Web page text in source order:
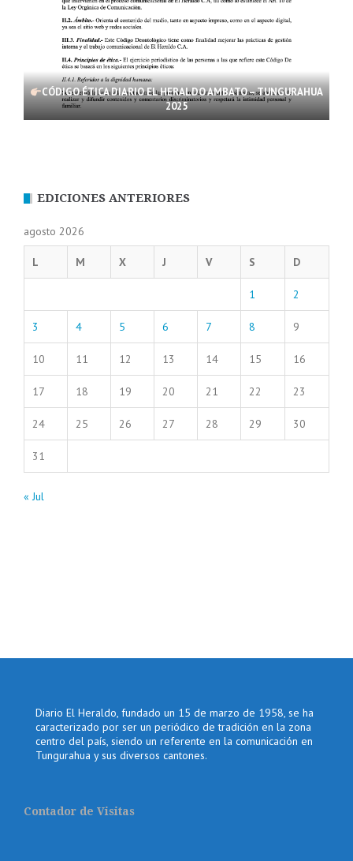
CÓDIGO ÉTICA DIARIO EL HERALDO AMBATO – TUNGURAHUA
2025
EDICIONES ANTERIORES
agosto 2026
L M X J V S D
1 2
3 4 5 6 7 8 9
10 11 12 13 14 15 16
17 18 19 20 21 22 23
24 25 26 27 28 29 30
31
« Jul
Diario El Heraldo, fundado un 15 de marzo de 1958, se ha
caracterizado por ser un periódico de tradición en la zona
centro del país, siendo un referente en la comunicación en
Tungurahua y sus diversos cantones.
Contador de Visitas